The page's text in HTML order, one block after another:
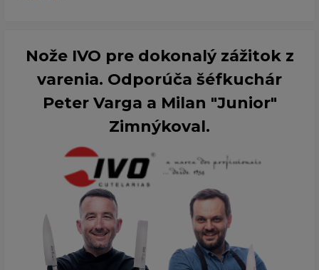
Nože IVO pre dokonalý zážitok z
varenia. Odporúča šéfkuchár
Peter Varga a Milan "Junior"
Zimnýkoval.